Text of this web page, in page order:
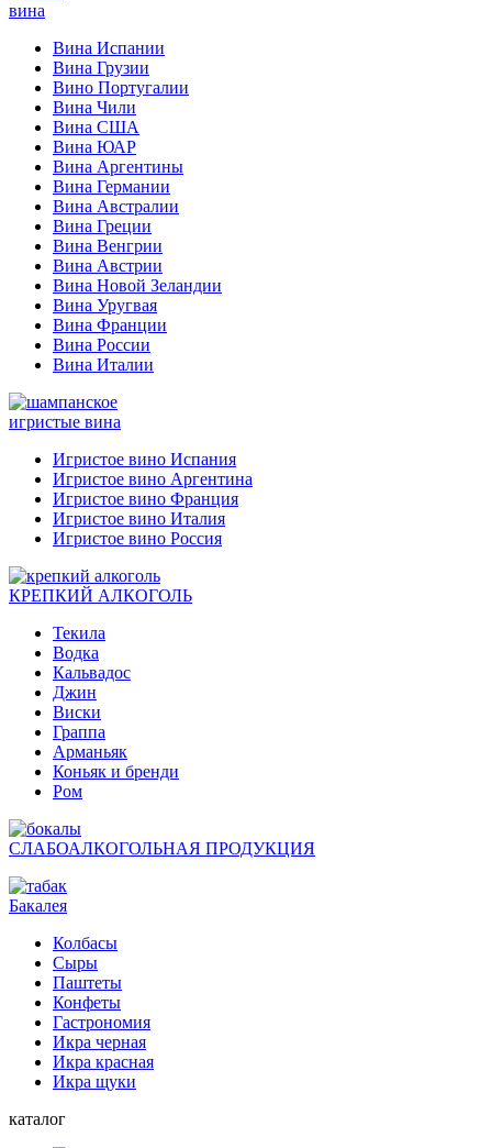
вина
Вина Испании
Вина Грузии
Вино Португалии
Вина Чили
Вина США
Вина ЮАР
Вина Аргентины
Вина Германии
Вина Австралии
Вина Греции
Вина Венгрии
Вина Австрии
Вина Новой Зеландии
Вина Уругвая
Вина Франции
Вина России
Вина Италии
игристые вина
Игристое вино Испания
Игристое вино Аргентина
Игристое вино Франция
Игристое вино Италия
Игристое вино Россия
КРЕПКИЙ АЛКОГОЛЬ
Текила
Водка
Кальвадос
Джин
Виски
Граппа
Арманьяк
Коньяк и бренди
Ром
СЛАБОАЛКОГОЛЬНАЯ ПРОДУКЦИЯ
Бакалея
Колбасы
Сыры
Паштеты
Конфеты
Гастрономия
Икра черная
Икра красная
Икра щуки
каталог